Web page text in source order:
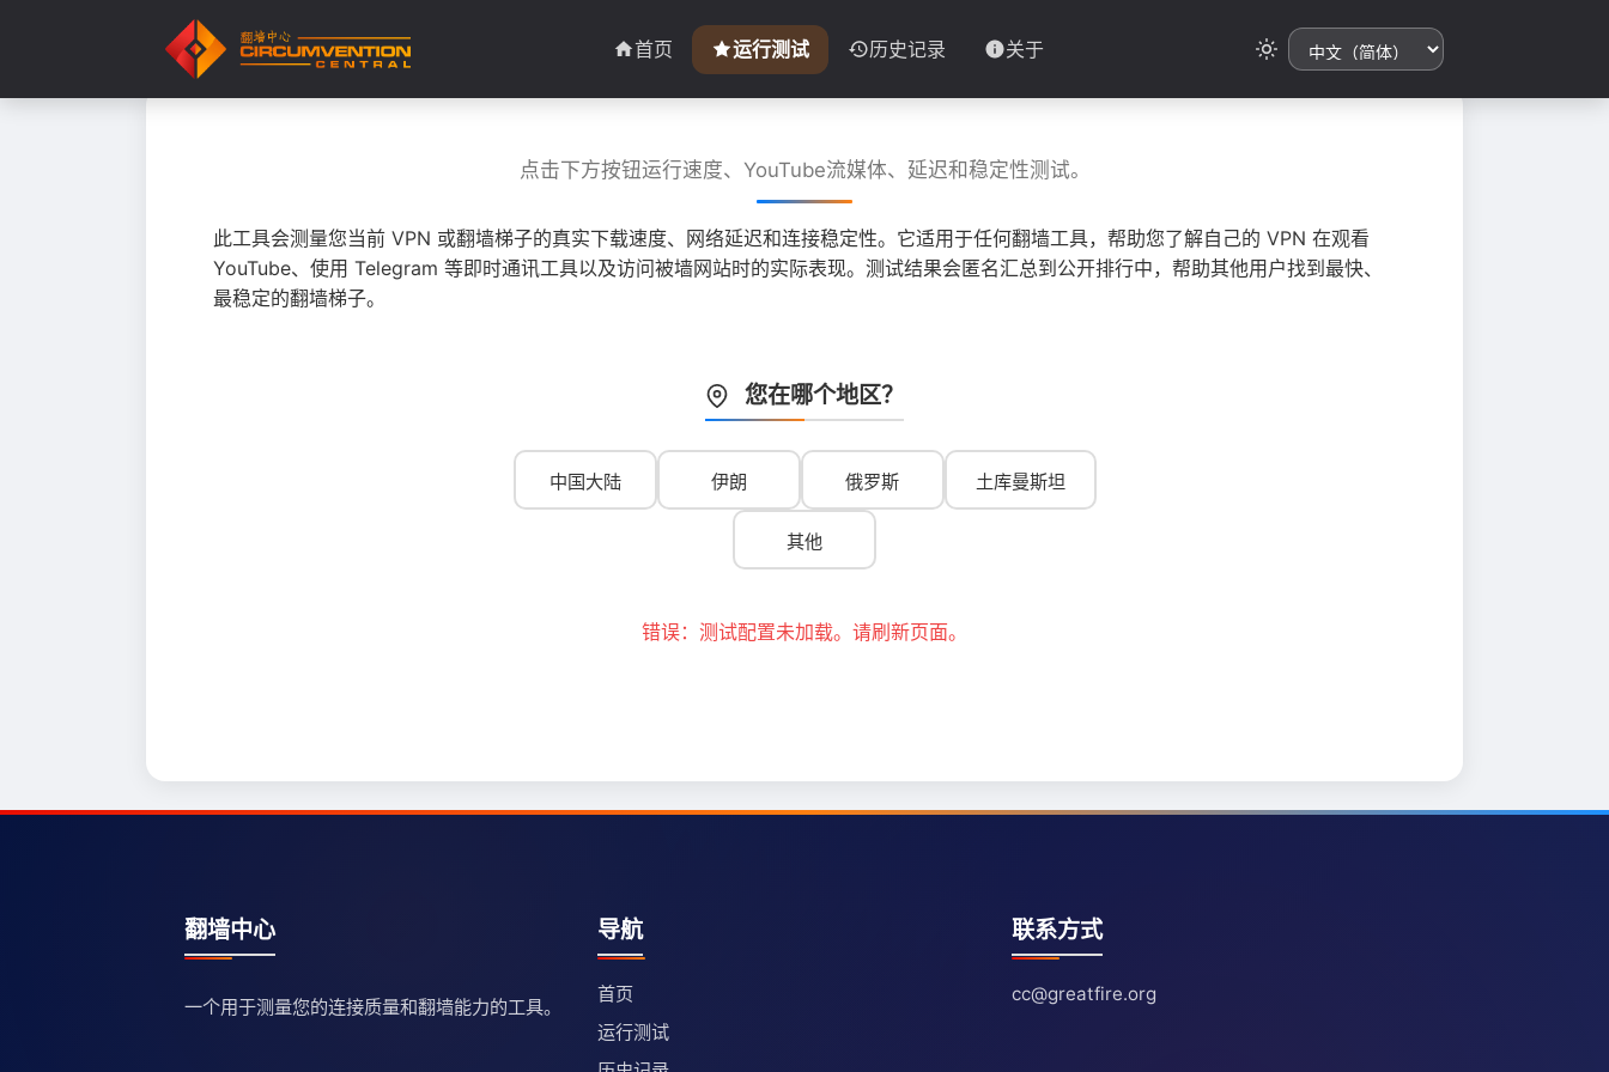
首页 运行测试 历史记录 关于
点击下方按钮运行速度、YouTube流媒体、延迟和稳定性测试。
此工具会测量您当前 VPN 或翻墙梯子的真实下载速度、网络延迟和连接稳定性。它适用于任何翻墙工具，帮助您了解自己的 VPN 在观看
YouTube、使用 Telegram 等即时通讯工具以及访问被墙网站时的实际表现。测试结果会匿名汇总到公开排行中，帮助其他用户找到最快、
最稳定的翻墙梯子。
您在哪个地区？
中国大陆 伊朗 俄罗斯 土库曼斯坦
其他
错误：测试配置未加载。请刷新页面。
翻墙中心
一个用于测量您的连接质量和翻墙能力的工具。
导航
首页
运行测试
联系方式
cc@greatfire.org